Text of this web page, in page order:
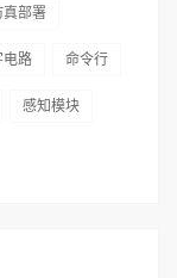
真部署
电路 命令行
感知模块